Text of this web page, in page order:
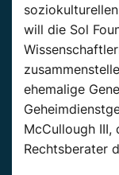
will die Sol
ehemalige
McCullough
Rechtsberater